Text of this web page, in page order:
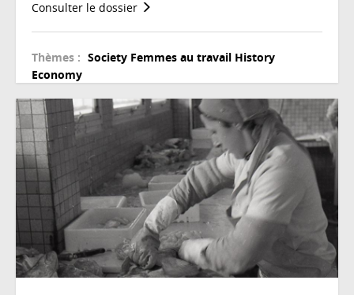
Consulter le dossier
Thèmes : Society Femmes au travail History
Economy